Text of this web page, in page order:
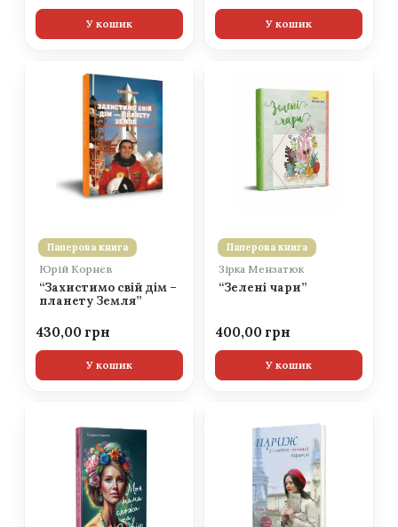
У кошик У кошик
Паперова книга
Юрій Корнєв
“Захистимо свій дім –
планету Земля”
430,00
У кошик
Паперова книга
Зірка Мензатюк
“Зелені чари”
400,00
У кошик